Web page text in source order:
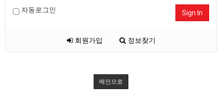
자동로그인 Sign In
회원가입 정보찾기
메인으로